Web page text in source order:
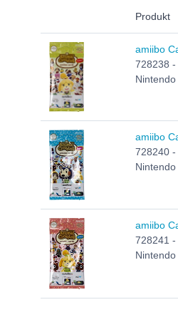
Produkt
amiibo
728238 -
Nintendo
amiibo
728240 -
Nintendo
amiibo
728241 -
Nintendo